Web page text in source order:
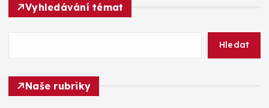
Vyhledávání témat
Hledat
Naše rubriky